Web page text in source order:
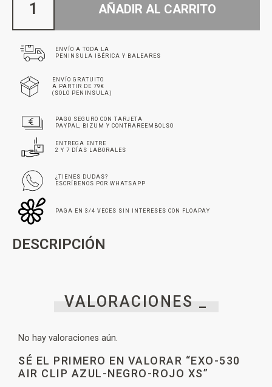
AÑADIR AL CARRITO
ENVÍO A TODA LA
PENINSULA IBÉRICA Y BALEARES
ENVÍO GRATUITO
A PARTIR DE 79€
(SOLO PENINSULA)
PAGO SEGURO CON TARJETA
PAYPAL, BIZUM Y CONTRAREEMBOLSO
ENTREGA ENTRE
2 Y 7 DÍAS LABORALES
¿TIENES DUDAS?
ESCRÍBENOS POR WHATSAPP
PAGA EN 3/4 VECES SIN INTERESES CON FLOAPAY
DESCRIPCIÓN
VALORACIONES _
No hay valoraciones aún.
SÉ EL PRIMERO EN VALORAR “EXO-530
AIR CLIP AZUL-NEGRO-ROJO XS”